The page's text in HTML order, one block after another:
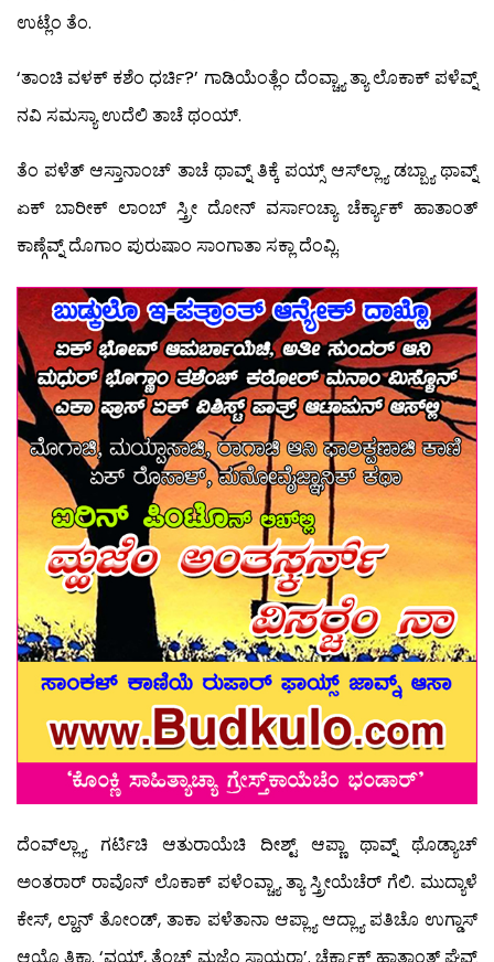
ಉಟ್ಲೆಂ ತೆಂ.
‘ತಾಂಚಿ ವಳಕ್ ಕಶೆಂ ಧರ್ಚಿ?’ ಗಾಡಿಯೆಂತ್ಲೆಂ ದೆಂವ್ಚ್ಯಾ ತ್ಯಾ ಲೊಕಾಕ್ ಪಳೆವ್ನ್
ನವಿ ಸಮಸ್ಯಾ ಉದೆಲಿ ತಾಚೆ ಥಂಯ್.
ತೆಂ ಪಳೆತ್ ಆಸ್ತಾನಾಂಚ್ ತಾಚೆ ಥಾವ್ನ್ ತಿಕ್ಕೆ ಪಯ್ಸ್ ಆಸ್‍ಲ್ಲ್ಯಾ ಡಬ್ಬ್ಯಾ ಥಾವ್ನ್
ಏಕ್ ಬಾರೀಕ್ ಲಾಂಬ್ ಸ್ತ್ರೀ ದೋನ್ ವರ್ಸಾಂಚ್ಯಾ ಚೆರ್ಕ್ಯಾಕ್ ಹಾತಾಂತ್
ಕಾಣ್ಗೆವ್ನ್ ದೊಗಾಂ ಪುರುಷಾಂ ಸಾಂಗಾತಾ ಸಕ್ಲಾ ದೆಂವ್ಲಿ.
ದೆಂವ್‍ಲ್ಲ್ಯಾ ಗರ್ಟಿಚಿ ಆತುರಾಯೆಚಿ ದೀಶ್ಟ್ ಆಪ್ಣಾ ಥಾವ್ನ್ ಥೊಡ್ಯಾಚ್
ಅಂತರಾರ್ ರಾವೊನ್ ಲೊಕಾಕ್ ಪಳೆಂವ್ಚ್ಯಾ ತ್ಯಾ ಸ್ತ್ರೀಯೆಚೆರ್ ಗೆಲಿ. ಮುದ್ಯಾಳೆ
ಕೇಸ್, ಲ್ಹಾನ್ ತೋಂಡ್, ತಾಕಾ ಪಳೆತಾನಾ ಆಪ್ಲ್ಯಾ ಆದ್ಲ್ಯಾ ಪತಿಚೊ ಉಗ್ಡಾಸ್
ಆಯ್ಲೊ ತಿಕಾ. ‘ವ್ಹಯ್, ತೆಂಚ್ ಮ್ಹಜೆಂ ಸಾಯರಾ’. ಚೆರ್ಕ್ಯಾಕ್ ಹಾತಾಂತ್ ಘೆವ್ನ್